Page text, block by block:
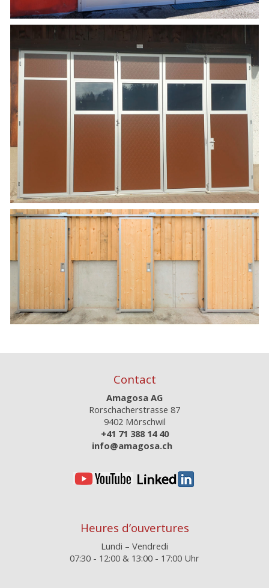
Contact
Amagosa AG
Rorschacherstrasse 87
9402 Mörschwil
+41 71 388 14 40
info@amagosa.ch
Heures d’ouvertures
Lundi – Vendredi
07:30 - 12:00 & 13:00 - 17:00 Uhr